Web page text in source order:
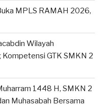
MPLS RAMAH 2026,
Wilayah
GTK SMKN 2
1448 H, SMKN 2
Muhasabah Bersama